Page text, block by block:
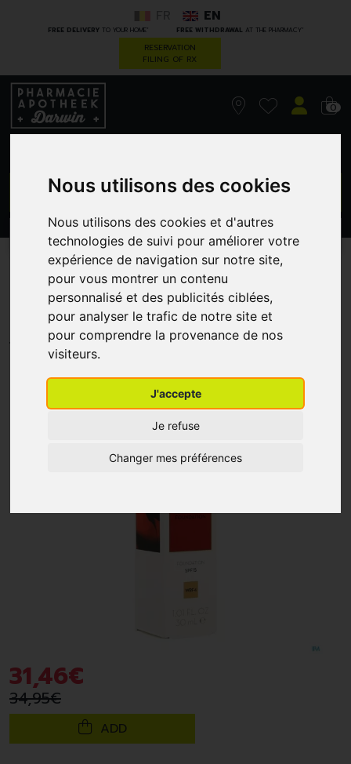
Nous utilisons des cookies
Nous utilisons des cookies et d'autres
technologies de suivi pour améliorer votre
expérience de navigation sur notre site,
pour vous montrer un contenu
personnalisé et des publicités ciblées,
pour analyser le trafic de notre site et
pour comprendre la provenance de nos
visiteurs.
J'accepte
Je refuse
Changer mes préférences
FREE DELIVERYTO YOUR HOME* FREE WITHDRAWAL AT THE PHARMACY*
EN
RESERVATION
FILING OF RX
0
CATEGORIES PROMOS
Korres km rose sauvage
foundation wrf4 30ml
GREENDOCK
-10%*
31,46€
34,95€
ADD